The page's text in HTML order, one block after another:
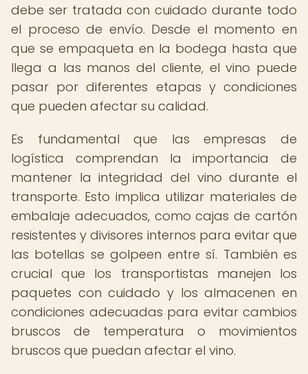
debe ser tratada con cuidado durante todo
el proceso de envío. Desde el momento en
que se empaqueta en la bodega hasta que
llega a las manos del cliente, el vino puede
pasar por diferentes etapas y condiciones
que pueden afectar su calidad.
Es fundamental que las empresas de
logística comprendan la importancia de
mantener la integridad del vino durante el
transporte. Esto implica utilizar materiales de
embalaje adecuados, como cajas de cartón
resistentes y divisores internos para evitar que
las botellas se golpeen entre sí. También es
crucial que los transportistas manejen los
paquetes con cuidado y los almacenen en
condiciones adecuadas para evitar cambios
bruscos de temperatura o movimientos
bruscos que puedan afectar el vino.